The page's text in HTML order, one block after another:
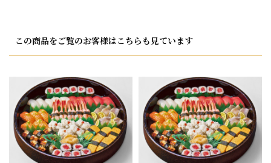
この商品をご覧のお客様はこちらも見ています